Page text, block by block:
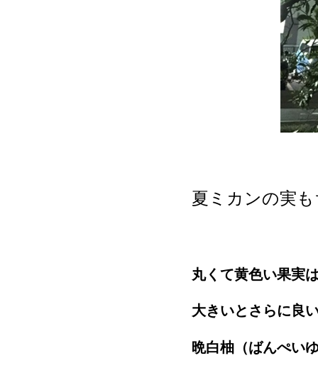
夏ミカンの実
丸くて黄色い果実
大きいとさらに良
晩白柚（ばんぺい